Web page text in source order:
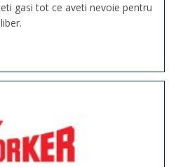
gasi tot ce aveti nevoie pentru